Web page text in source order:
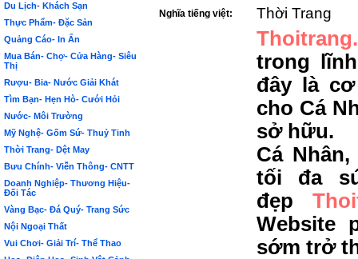
Du Lịch- Khách Sạn
Thực Phẩm- Đặc Sản
Quảng Cáo- In Ấn
Mua Bán- Chợ- Cửa Hàng- Siêu
Thị
Rượu- Bia- Nước Giải Khát
Tìm Bạn- Hẹn Hò- Cưới Hỏi
Nước- Môi Trường
Mỹ Nghệ- Gốm Sứ- Thuỷ Tinh
Thời Trang- Dệt May
Bưu Chính- Viễn Thông- CNTT
Doanh Nghiệp- Thương Hiệu-
Đối Tác
Vàng Bạc- Đá Quý- Trang Sức
Nội Ngoại Thất
Vui Chơi- Giải Trí- Thể Thao
Nghĩa tiếng việt: Thời Trang
trong
đây là
cho Cá
sở hữu.
Cá
tối đa
đẹp
Website
sớm trở